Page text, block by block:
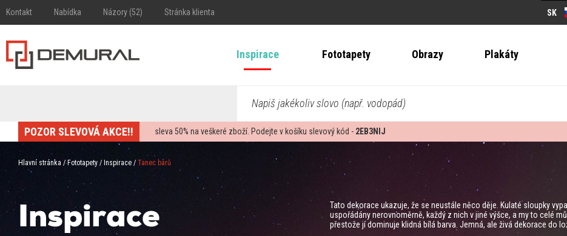
Kontakt Nabídka Názory (52) Stránka klienta SK
Inspirace Fototapety Obrazy Plakáty
Napiš jakékoliv slovo (např. vodopád)
POZOR SLEVOVÁ AKCE!! sleva50% na veškeré zboží. Podejte v košíku slevový kód - 2EB3NIJ
Hlavní stránka / Fototapety / Inspirace / Tanec barů
Inspirace
Tato dekorace ukazuje, že se neustále něco děje. Kulaté sloupky
uspořádány nerovnoměrně, každý z nich v jiné výšce, a my to celé
přestože jí dominuje klidná bílá barva. Jemná, ale živá dekorace do